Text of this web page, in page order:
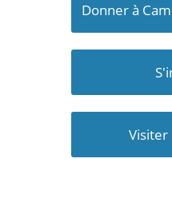
Donner à
Visiter